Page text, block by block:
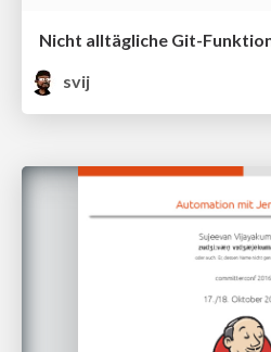
Nicht alltägliche Git-
svij